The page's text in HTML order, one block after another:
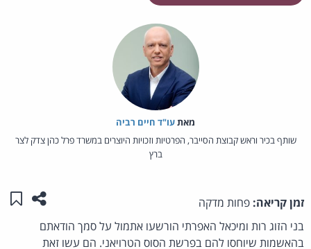
מאת‏עו"ד חיים רביה
שותף בכיר וראש קבוצת הסייבר, הפרטיות וזכויות היוצרים במשרד פרל כהן צדק לצר
ברץ
זמן קריאה: פחות מדקה שתפו
בני הזוג רות ומיכאל האפרתי הורשעו אתמול על סמך הודאתם
בהאשמות שיוחסו להם בפרשת הסוס הטרויאני. הם עשו זאת